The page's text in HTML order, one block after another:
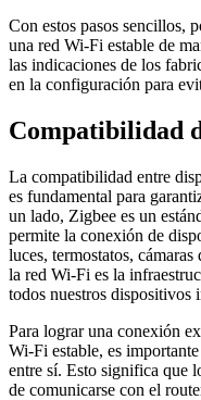
Con estos pasos sencillos,
una red Wi-Fi estable de
las indicaciones de los
en la configuración para
Compatibilidad
La compatibilidad entre
es fundamental para
un lado, Zigbee es un
permite la conexión de
luces, termostatos,
la red Wi-Fi es la
todos nuestros dispositivos
Para lograr una conexión
Wi-Fi estable, es
entre sí. Esto significa que
de comunicarse con el